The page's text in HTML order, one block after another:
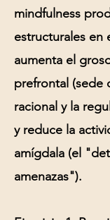
mindfulness
estructurales en
aumenta el
prefrontal (sede
racional y la
y reduce la
amígdala (el
amenazas").